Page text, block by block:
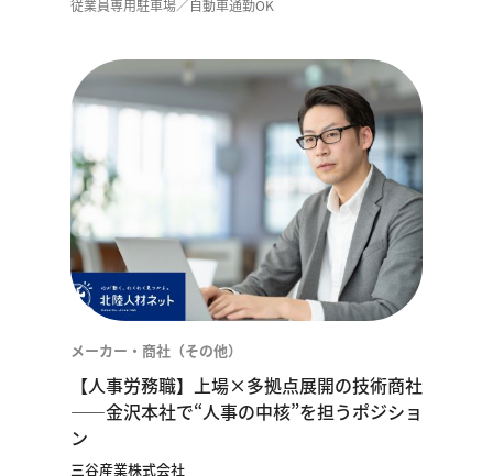
従業員専用駐車場／自動車通勤OK
メーカー・商社（その他）
【人事労務職】上場×多拠点展開の技術商社
——金沢本社で“人事の中核”を担うポジショ
ン
三谷産業株式会社